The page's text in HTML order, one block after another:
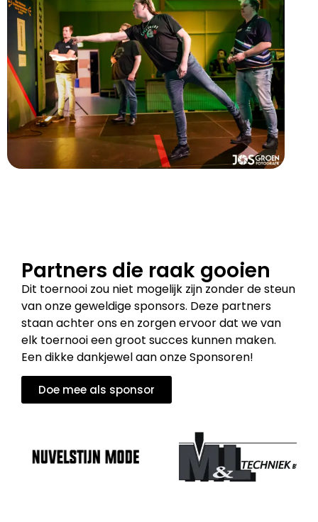
Partners die raak gooien
Dit toernooi zou niet mogelijk zijn zonder de steun
van onze geweldige sponsors. Deze partners
staan achter ons en zorgen ervoor dat we van
elk toernooi een groot succes kunnen maken.
Een dikke dankjewel aan onze Sponsoren!
Doe mee als sponsor